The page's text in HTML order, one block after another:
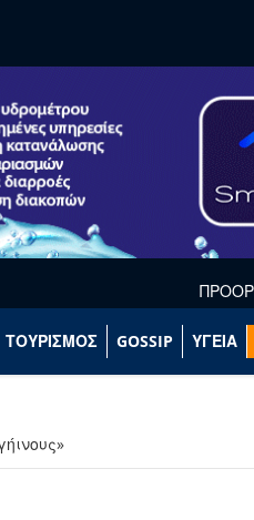
ΤΟΥΡΙΣΜΟΣ GOSSIP ΥΓΕΙΑ